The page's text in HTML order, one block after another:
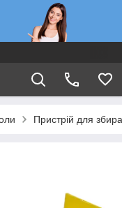
Пристрій для